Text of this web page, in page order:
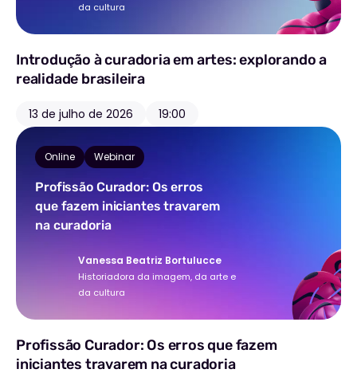
da cultura
Introdução à curadoria em artes: explorando a
realidade brasileira
13 de julho de 2026 19:00
Online Webinar
Profissão Curador: Os erros
que fazem iniciantes travarem
na curadoria
Vanessa Beatriz Bortulucce
Historiadora da imagem, da arte e
da cultura
Profissão Curador: Os erros que fazem
iniciantes travarem na curadoria